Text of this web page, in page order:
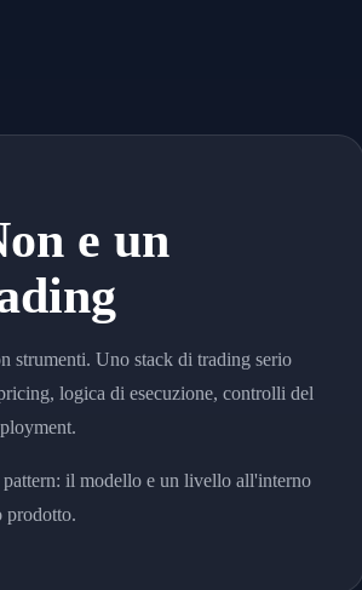
e un
strumenti. Uno stack di trading serio
logica di esecuzione, controlli del
il modello e un livello all'interno
prodotto.